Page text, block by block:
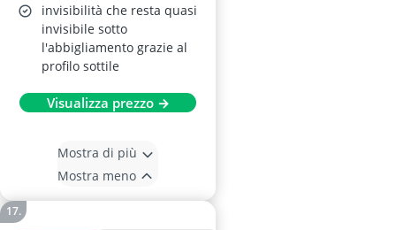
invisibilità che resta quasi
invisibile sotto
l'abbigliamento grazie al
profilo sottile
Visualizza prezzo →
Mostra di più
Mostra meno